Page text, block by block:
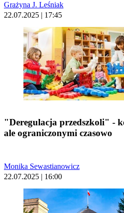
Grażyna J. Leśniak
22.07.2025 | 17:45
"Deregulacja przedszkoli" -
ale ograniczonymi czasowo
Monika Sewastianowicz
22.07.2025 | 16:00